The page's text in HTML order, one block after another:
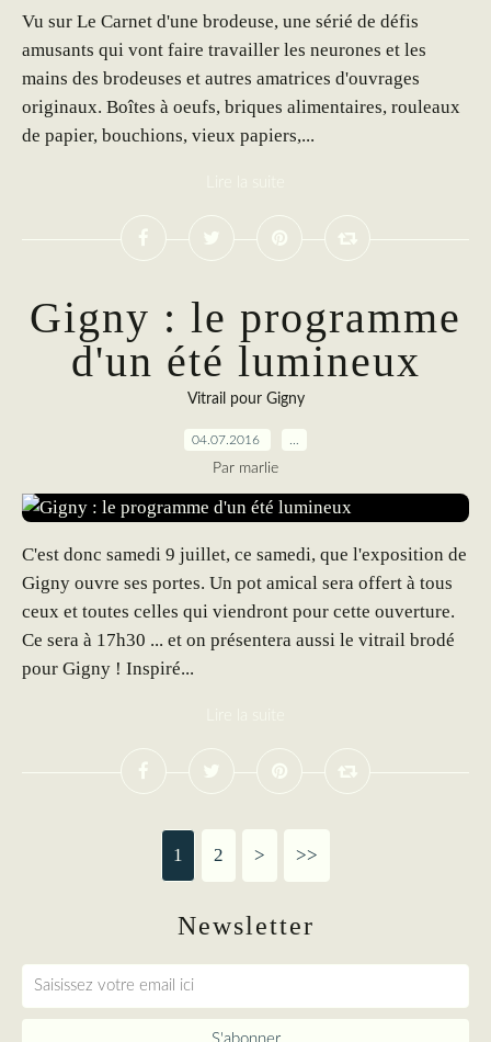
Vu sur Le Carnet d'une brodeuse, une sérié de défis
amusants qui vont faire travailler les neurones et les
mains des brodeuses et autres amatrices d'ouvrages
originaux. Boîtes à oeufs, briques alimentaires, rouleaux
de papier, bouchions, vieux papiers,...
Gigny : le programme
d'un été lumineux
Vitrail pour Gigny
04.07.2016
Par marlie
C'est donc samedi 9 juillet, ce samedi, que l'exposition de
Gigny ouvre ses portes. Un pot amical sera offert à tous
ceux et toutes celles qui viendront pour cette ouverture.
Ce sera à 17h30 ... et on présentera aussi le vitrail brodé
pour Gigny ! Inspiré...
1 2 > >>
Newsletter